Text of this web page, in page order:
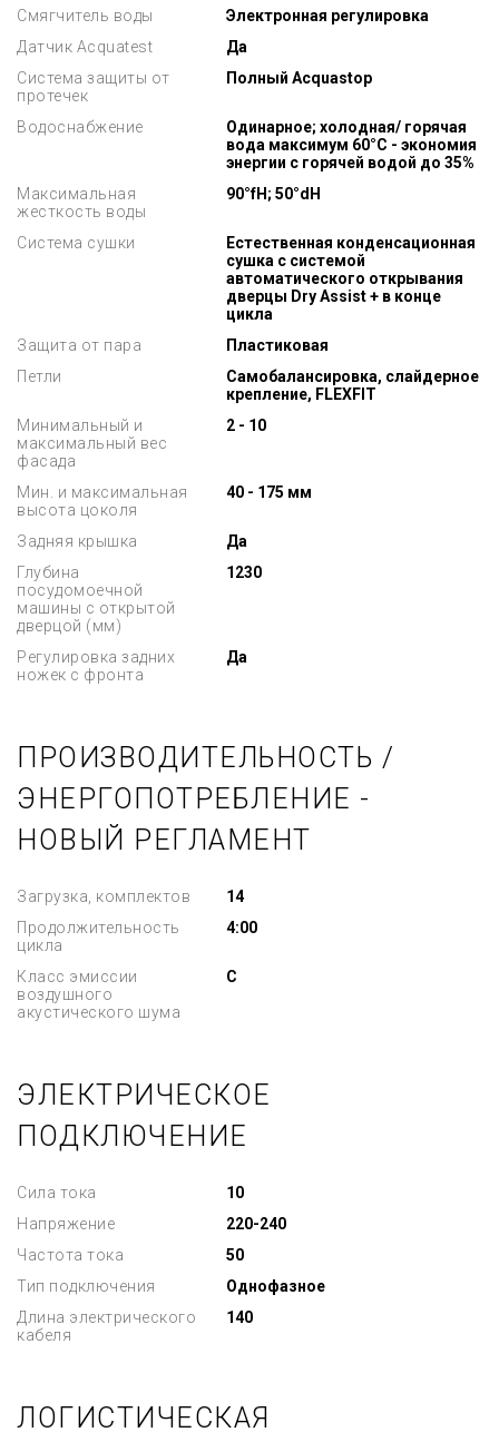
Смягчитель воды
Электронная регулировка
Датчик Aсquatest
Да
Система защиты от
протечек
Полный Acquastop
Водоснабжение
Одинарное; холодная/ горячая
вода максимум 60°C - экономия
энергии с горячей водой до 35%
Максимальная
жесткость воды
90°fH; 50°dH
Система сушки
Естественная конденсационная
сушка с системой
автоматического открывания
дверцы Dry Assist + в конце
цикла
Защита от пара
Пластиковая
Петли
Самобалансировка, слайдерное
крепление, FLEXFIT
Минимальный и
максимальный вес
фасада
2 - 10
Мин. и максимальная
высота цоколя
40 - 175 мм
Задняя крышка
Да
Глубина
посудомоечной
машины с открытой
дверцой (мм)
1230
Регулировка задних
ножек с фронта
Да
ПРОИЗВОДИТЕЛЬНОСТЬ /
ЭНЕРГОПОТРЕБЛЕНИЕ -
НОВЫЙ РЕГЛАМЕНТ
Загрузка, комплектов
14
Продолжительность
цикла
4:00
Класс эмиссии
воздушного
акустического шума
C
ЭЛЕКТРИЧЕСКОЕ
ПОДКЛЮЧЕНИЕ
Сила тока
10
Напряжение
220-240
Частота тока
50
Тип подключения
Однофазное
Длина электрического
кабеля
140
ЛОГИСТИЧЕСКАЯ